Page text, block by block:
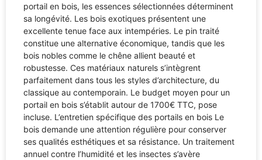
portail en bois, les essences sélectionnées déterminent
sa longévité. Les bois exotiques présentent une
excellente tenue face aux intempéries. Le pin traité
constitue une alternative économique, tandis que les
bois nobles comme le chêne allient beauté et
robustesse. Ces matériaux naturels s’intègrent
parfaitement dans tous les styles d’architecture, du
classique au contemporain. Le budget moyen pour un
portail en bois s’établit autour de 1700€ TTC, pose
incluse. L’entretien spécifique des portails en bois Le
bois demande une attention régulière pour conserver
ses qualités esthétiques et sa résistance. Un traitement
annuel contre l’humidité et les insectes s’avère